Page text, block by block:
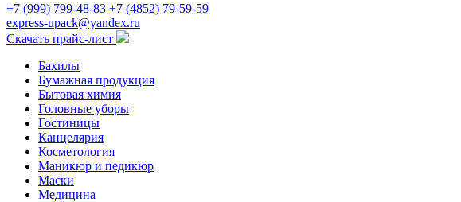
+7 (999) 799-48-83 +7 (4852) 79-59-59
express-upack@yandex.ru
Скачать прайс-лист
Бахилы
Бумажная продукция
Бытовая химия
Головные уборы
Гостиницы
Канцелярия
Косметология
Маникюр и педикюр
Маски
Медицина